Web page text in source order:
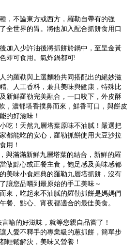
，不論東方或西方，羅勒自帶有的強
全世界的胃。將他加入配合抓餅食用口
加入少許油後將抓餅於鍋中，至呈金黃
即可食用。氣炸鍋都可!
的羅勒與上選麵粉共同搭配出的絕妙滋
、人工香料，兼具美味與健康，特殊比
新鮮羅勒完美融合，一口咬下，外皮酥
，濃郁塔香撲鼻而來，鮮香可口，與餅皮
的好滋味！
吃！天然九層塔葉原味不油膩！嚴選把
都能吃的安心，羅勒抓餅使用大豆沙拉
用！
與滿滿新鮮九層塔葉的結合，新鮮的羅
做點心或正餐主食，飽足感及美味感都
美味小食經典的羅勒九層塔抓餅，沒有
讓您品嚐到最原始的手工美味～
來，吃起來不油膩的羅勒抓餅是媽媽們
餐、點心、宵夜都適合的最佳美食。
喻的好滋味，就等您親自品嘗了！
人愛不釋手的專業級的蔥抓餅，簡單步
輕鬆解決，美味又營養！